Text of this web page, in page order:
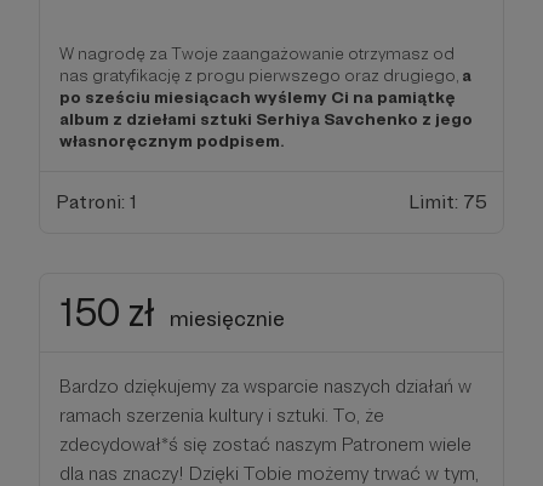
W nagrodę za Twoje zaangażowanie otrzymasz od
nas gratyfikację z progu pierwszego oraz drugiego, a
po sześciu miesiącach wyślemy Ci na pamiątkę
album z dziełami sztuki Serhiya Savchenko z jego
własnoręcznym podpisem.
Patroni: 1 Limit: 75
150 zł miesięcznie
Bardzo dziękujemy za wsparcie naszych działań w
ramach szerzenia kultury i sztuki. To, że
zdecydował*ś się zostać naszym Patronem wiele
dla nas znaczy! Dzięki Tobie możemy trwać w tym,